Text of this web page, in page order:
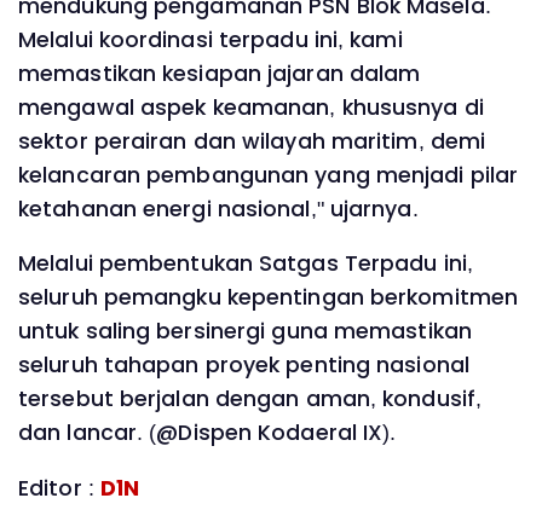
Melalui koordinasi terpadu ini, kami
memastikan kesiapan jajaran dalam
mengawal aspek keamanan, khususnya di
sektor perairan dan wilayah maritim, demi
kelancaran pembangunan yang menjadi pilar
ketahanan energi nasional," ujarnya.
Melalui pembentukan Satgas Terpadu ini,
seluruh pemangku kepentingan berkomitmen
untuk saling bersinergi guna memastikan
seluruh tahapan proyek penting nasional
tersebut berjalan dengan aman, kondusif,
dan lancar. (@Dispen Kodaeral IX).
Editor : D1N